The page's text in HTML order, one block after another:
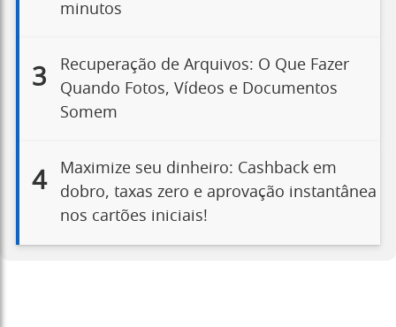
minutos
3
Recuperação de Arquivos: O Que Fazer
Quando Fotos, Vídeos e Documentos
Somem
4
Maximize seu dinheiro: Cashback em
dobro, taxas zero e aprovação instantânea
nos cartões iniciais!